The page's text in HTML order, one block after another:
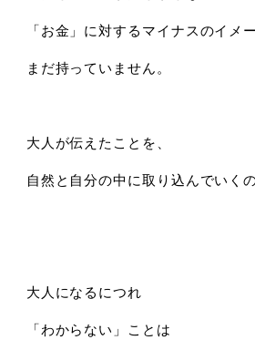
「お金」に対するマイナスのイメ
まだ持っていません。
大人が伝えたことを、
自然と自分の中に取り込んでいくの
大人になるにつれ
「わからない」ことは